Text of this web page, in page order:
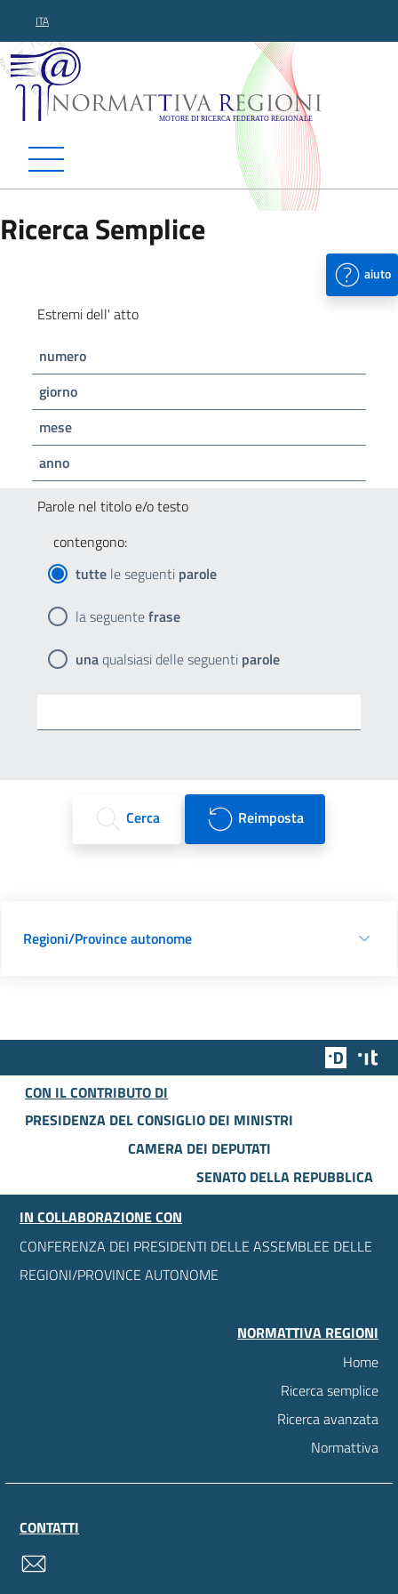
ITA
Normattiva Regioni -
Ricerca Semplice
aiuto
Estremi dell' atto
numero
giorno
mese
anno
Parole nel titolo e/o testo
contengono:
tutte le seguenti parole
la seguentefrase
unaqualsiasi delle seguenti parole
Cerca Reimposta
Regioni/Province autonome
Team
CON IL CONTRIBUTO DI
PRESIDENZA DEL CONSIGLIO DEI MINISTRI
CAMERA DEI DEPUTATI
SENATO DELLA REPUBBLICA
IN COLLABORAZIONE CON
CONFERENZA DEI PRESIDENTI DELLE ASSEMBLEE DELLE
REGIONI/PROVINCE AUTONOME
NORMATTIVA REGIONI
Home
Ricerca semplice
Ricerca avanzata
Normattiva
CONTATTI